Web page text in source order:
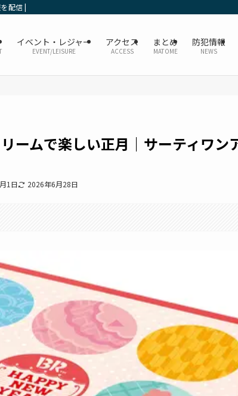
配信 | かなレポ川崎
イベント・レジャー
EVENT/LEISURE
アクセス
ACCESS
まとめ
MATOME
防犯情報
NEWS
ームで楽しい正月｜サーティワン
1日 2026年6月28日